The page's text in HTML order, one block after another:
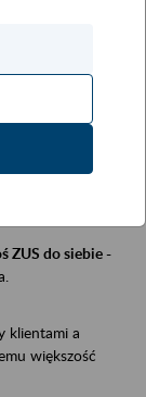
urzędu.
ZUS do siebie -
klientami a
większość